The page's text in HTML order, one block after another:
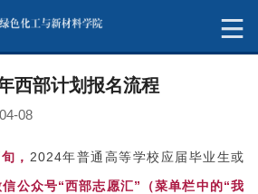
西部计划报名流程
08
， 2024年普通高等学校应届毕业生或
信公众号“西部志愿汇”（菜单栏中的“我